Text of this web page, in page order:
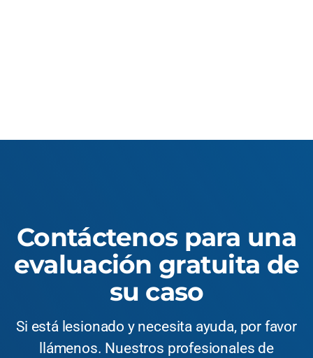
Contáctenos para una
evaluación gratuita de
su caso
Si está lesionado y necesita ayuda, por favor
llámenos. Nuestros profesionales de